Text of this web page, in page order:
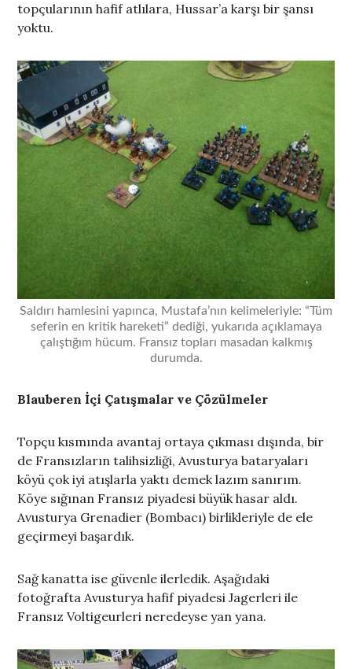
topçularının hafif atlılara, Hussar’a karşı bir şansı
yoktu.
Saldırı hamlesini yapınca, Mustafa’nın kelimeleriyle: “Tüm
seferin en kritik hareketi” dediği, yukarıda açıklamaya
çalıştığım hücum. Fransız topları masadan kalkmış
durumda.
Blauberen İçi Çatışmalar ve Çözülmeler
Topçu kısmında avantaj ortaya çıkması dışında, bir
de Fransızların talihsizliği, Avusturya bataryaları
köyü çok iyi atışlarla yaktı demek lazım sanırım.
Köye sığınan Fransız piyadesi büyük hasar aldı.
Avusturya Grenadier (Bombacı) birlikleriyle de ele
geçirmeyi başardık.
Sağ kanatta ise güvenle ilerledik. Aşağıdaki
fotoğrafta Avusturya hafif piyadesi Jagerleri ile
Fransız Voltigeurleri neredeyse yan yana.